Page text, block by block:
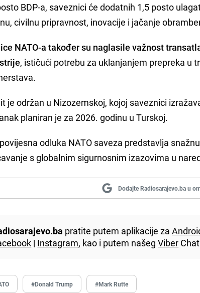
BDP-a, saveznici će dodatnih 1,5 posto
civilnu pripravnost, inovacije i jačanje
NATO-a također su naglasile važnost
, ističući potrebu za uklanjanjem prepreka u
je održan u Nizozemskoj, kojoj saveznici
planiran je za 2026. godinu u Turskoj.
odluka NATO saveza predstavlja
s globalnim sigurnosnim izazovima u
Dodajte Radiosarajevo.ba u
pratite putem aplikacije za
| Instagram, kao i putem našegViber
#Donald Trump #Mark Rutte